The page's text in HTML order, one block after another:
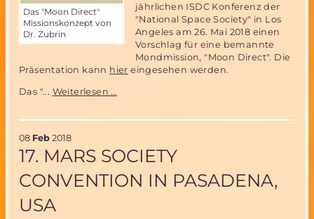
Das "Moon Direct"
Missionskonzept von
Dr. Zubrin
jährlichen ISDC Konferenz der
"National Space Society" in Los
Angeles am 26. Mai 2018 einen
Vorschlag für eine bemannte
Mondmission, "Moon Direct". Die
Präsentation kann hier eingesehen werden.
Das "... Weiterlesen …
eine
bemannte
08 Feb 2018
17. MARS SOCIETY
CONVENTION IN PASADENA,
USA